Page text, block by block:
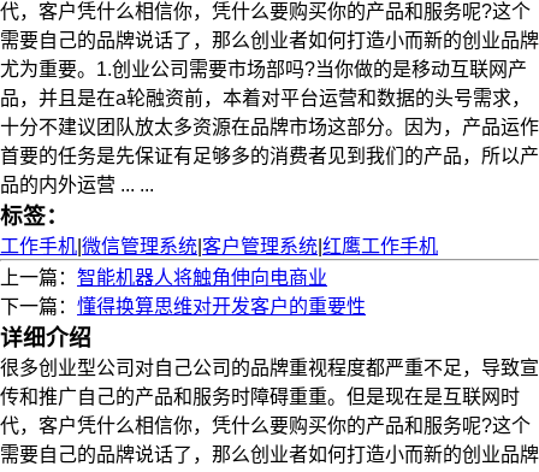
代，客户凭什么相信你，凭什么要购买你的产品和服务呢?这个
需要自己的品牌说话了，那么创业者如何打造小而新的创业品牌
尤为重要。1.创业公司需要市场部吗?当你做的是移动互联网产
品，并且是在a轮融资前，本着对平台运营和数据的头号需求，
十分不建议团队放太多资源在品牌市场这部分。因为，产品运作
首要的任务是先保证有足够多的消费者见到我们的产品，所以产
品的内外运营 ... ...
标签：
工作手机 微信管理系统 客户管理系统 红鹰工作手机
上一篇： 智能机器人将触角伸向电商业
下一篇： 懂得换算思维对开发客户的重要性
详细介绍
很多创业型公司对自己公司的品牌重视程度都严重不足，导致宣
传和推广自己的产品和服务时障碍重重。但是现在是互联网时
代，客户凭什么相信你，凭什么要购买你的产品和服务呢?这个
需要自己的品牌说话了，那么创业者如何打造小而新的创业品牌